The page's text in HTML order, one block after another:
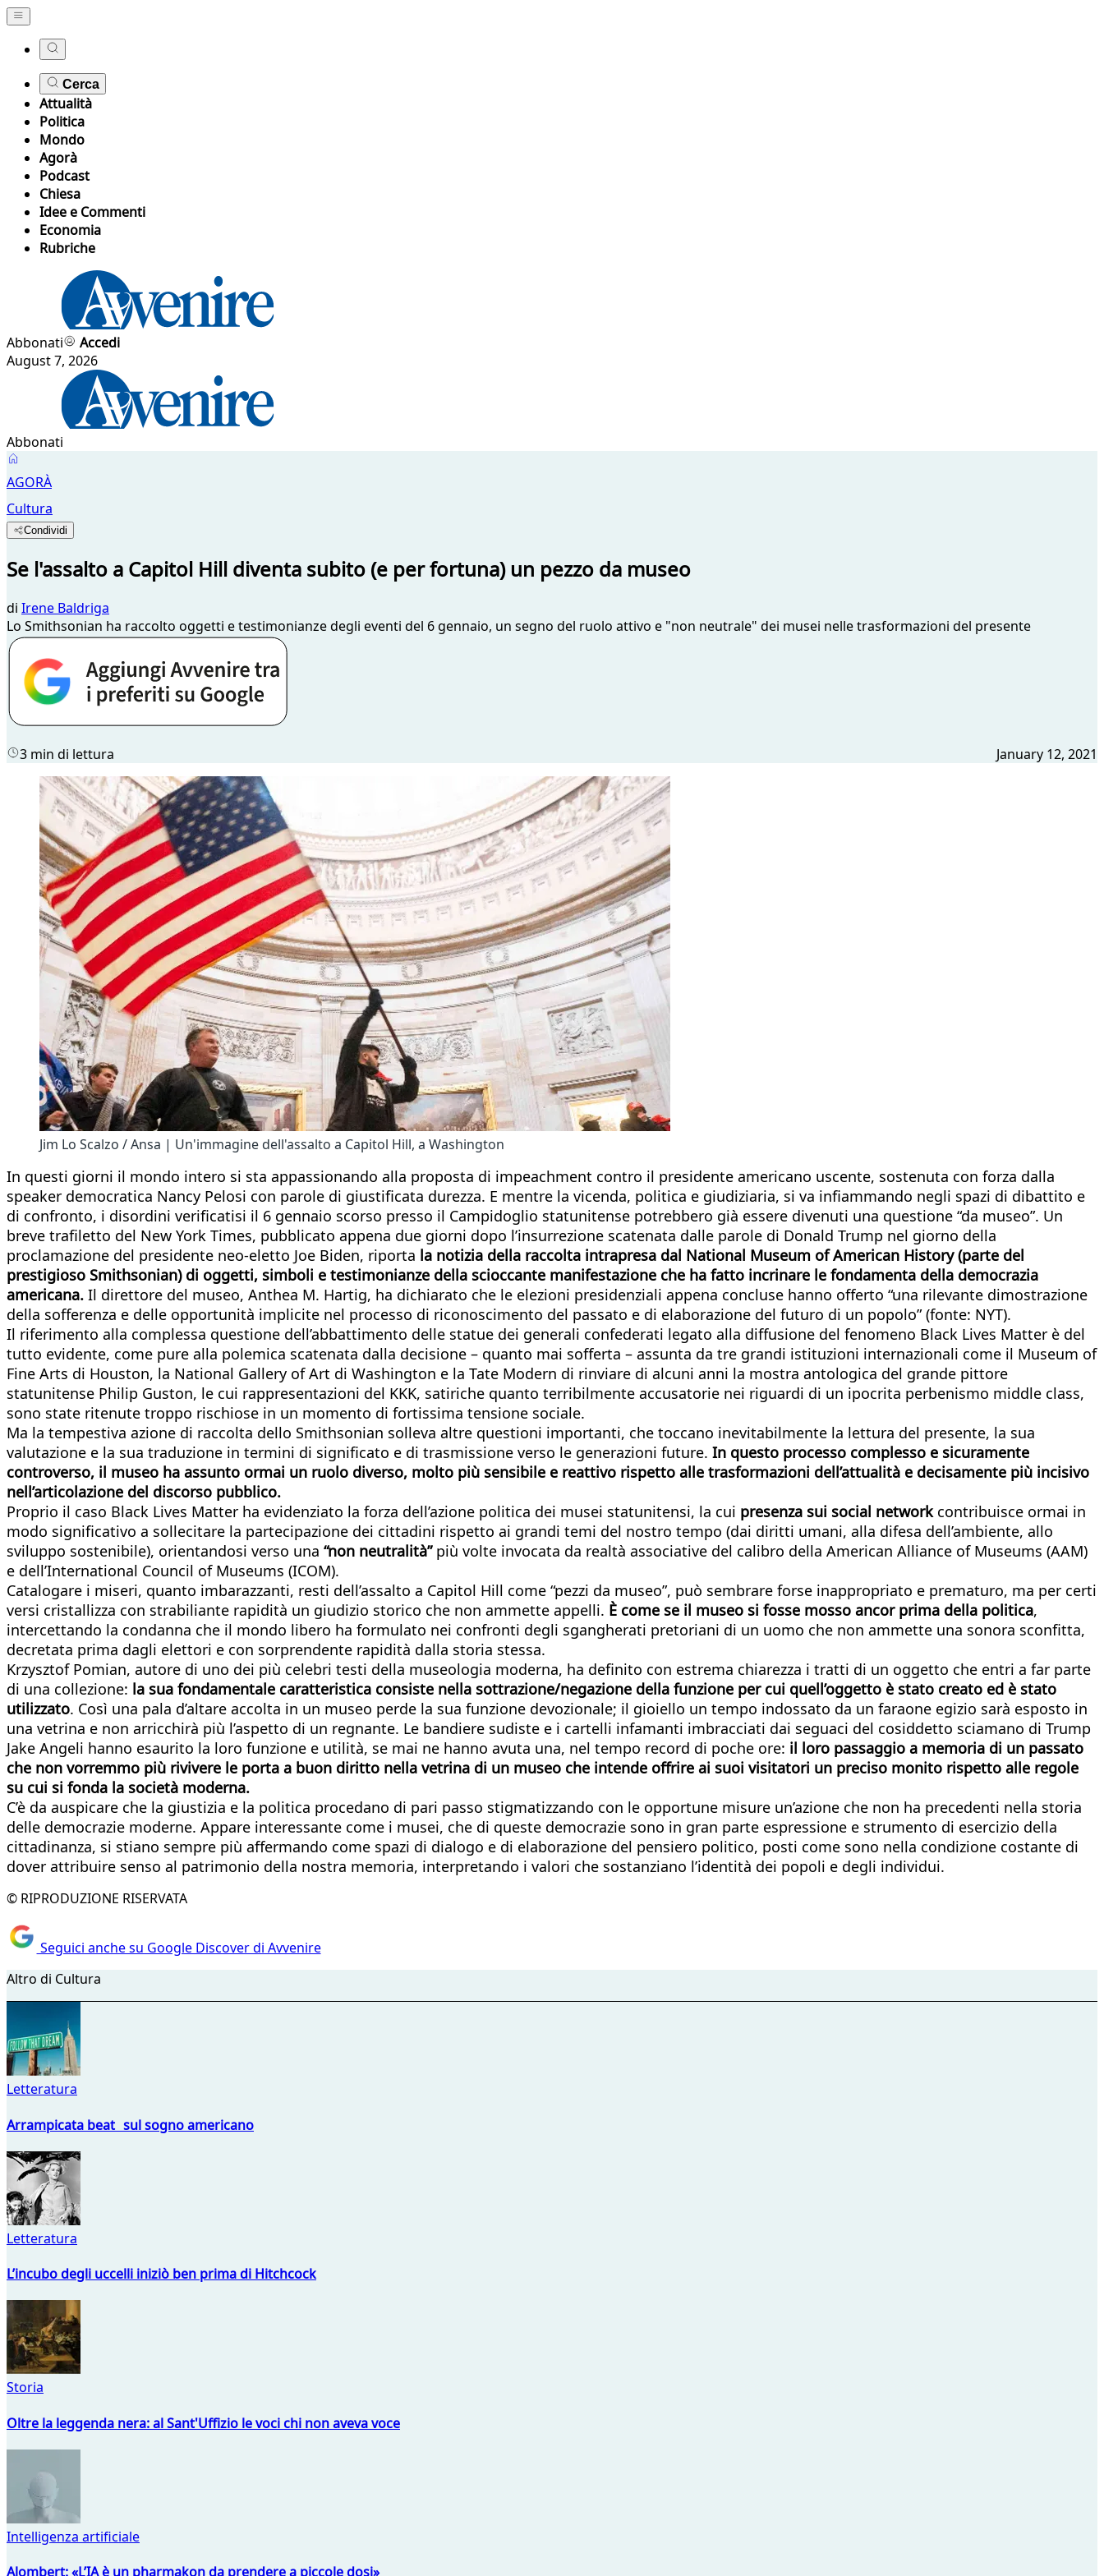
Cerca
Attualità
Politica
Mondo
Agorà
Podcast
Chiesa
Idee e Commenti
Economia
Rubriche
Abbonati
Accedi
August 7, 2026
Abbonati
AGORÀ
Cultura
Condividi
Se l'assalto a Capitol Hill diventa subito (e per fortuna) un pezzo da museo
di Irene Baldriga
Lo Smithsonian ha raccolto oggetti e testimonianze degli eventi del 6 gennaio, un segno del ruolo attivo e "non neutrale" dei musei nelle trasformazioni del presente
3 min di lettura January 12, 2021
Jim Lo Scalzo / Ansa | Un'immagine dell'assalto a Capitol Hill, a Washington
In questi giorni il mondo intero si sta appassionando alla proposta di impeachment contro il presidente americano uscente, sostenuta con forza dalla
speaker democratica Nancy Pelosi con parole di giustificata durezza. E mentre la vicenda, politica e giudiziaria, si va infiammando negli spazi di dibattito e
di confronto, i disordini verificatisi il 6 gennaio scorso presso il Campidoglio statunitense potrebbero già essere divenuti una questione “da museo”. Un
breve trafiletto del New York Times, pubblicato appena due giorni dopo l’insurrezione scatenata dalle parole di Donald Trump nel giorno della
proclamazione del presidente neo-eletto Joe Biden, riporta la notizia della raccolta intrapresa dal National Museum of American History (parte del
prestigioso Smithsonian) di oggetti, simboli e testimonianze della scioccante manifestazione che ha fatto incrinare le fondamenta della democrazia
americana. Il direttore del museo, Anthea M. Hartig, ha dichiarato che le elezioni presidenziali appena concluse hanno offerto “una rilevante dimostrazione
della sofferenza e delle opportunità implicite nel processo di riconoscimento del passato e di elaborazione del futuro di un popolo” (fonte: NYT).
Il riferimento alla complessa questione dell’abbattimento delle statue dei generali confederati legato alla diffusione del fenomeno Black Lives Matter è del
tutto evidente, come pure alla polemica scatenata dalla decisione – quanto mai sofferta – assunta da tre grandi istituzioni internazionali come il Museum of
Fine Arts di Houston, la National Gallery of Art di Washington e la Tate Modern di rinviare di alcuni anni la mostra antologica del grande pittore
statunitense Philip Guston, le cui rappresentazioni del KKK, satiriche quanto terribilmente accusatorie nei riguardi di un ipocrita perbenismo middle class,
sono state ritenute troppo rischiose in un momento di fortissima tensione sociale.
Ma la tempestiva azione di raccolta dello Smithsonian solleva altre questioni importanti, che toccano inevitabilmente la lettura del presente, la sua
valutazione e la sua traduzione in termini di significato e di trasmissione verso le generazioni future. In questo processo complesso e sicuramente
controverso, il museo ha assunto ormai un ruolo diverso, molto più sensibile e reattivo rispetto alle trasformazioni dell’attualità e decisamente più incisivo
nell’articolazione del discorso pubblico.
Proprio il caso Black Lives Matter ha evidenziato la forza dell’azione politica dei musei statunitensi, la cui presenza sui social networkcontribuisce ormai in
modo significativo a sollecitare la partecipazione dei cittadini rispetto ai grandi temi del nostro tempo (dai diritti umani, alla difesa dell’ambiente, allo
sviluppo sostenibile), orientandosi verso una “non neutralità”più volte invocata da realtà associative del calibro della American Alliance of Museums (AAM)
e dell’International Council of Museums (ICOM).
Catalogare i miseri, quanto imbarazzanti, resti dell’assalto a Capitol Hill come “pezzi da museo”, può sembrare forse inappropriato e prematuro, ma per certi
versi cristallizza con strabiliante rapidità un giudizio storico che non ammette appelli. È come se il museo si fosse mosso ancor prima della politica,
intercettando la condanna che il mondo libero ha formulato nei confronti degli sgangherati pretoriani di un uomo che non ammette una sonora sconfitta,
decretata prima dagli elettori e con sorprendente rapidità dalla storia stessa.
Krzysztof Pomian, autore di uno dei più celebri testi della museologia moderna, ha definito con estrema chiarezza i tratti di un oggetto che entri a far parte
di una collezione: la sua fondamentale caratteristica consiste nella sottrazione/negazione della funzione per cui quell’oggetto è stato creato ed è stato
utilizzato. Così una pala d’altare accolta in un museo perde la sua funzione devozionale; il gioiello un tempo indossato da un faraone egizio sarà esposto in
una vetrina e non arricchirà più l’aspetto di un regnante. Le bandiere sudiste e i cartelli infamanti imbracciati dai seguaci del cosiddetto sciamano di Trump
Jake Angeli hanno esaurito la loro funzione e utilità, se mai ne hanno avuta una, nel tempo record di poche ore: il loro passaggio a memoria di un passato
che non vorremmo più rivivere le porta a buon diritto nella vetrina di un museo che intende offrire ai suoi visitatori un preciso monito rispetto alle regole
su cui si fonda la società moderna.
C’è da auspicare che la giustizia e la politica procedano di pari passo stigmatizzando con le opportune misure un’azione che non ha precedenti nella storia
delle democrazie moderne. Appare interessante come i musei, che di queste democrazie sono in gran parte espressione e strumento di esercizio della
cittadinanza, si stiano sempre più affermando come spazi di dialogo e di elaborazione del pensiero politico, posti come sono nella condizione costante di
dover attribuire senso al patrimonio della nostra memoria, interpretando i valori che sostanziano l’identità dei popoli e degli individui.
© RIPRODUZIONE RISERVATA
Seguici anche su Google Discover di Avvenire
Altro di Cultura
Letteratura
Arrampicata beat sul sogno americano
Letteratura
L’incubo degli uccelli iniziò ben prima di Hitchcock
Storia
Oltre la leggenda nera: al Sant'Uffizio le voci chi non aveva voce
Intelligenza artificiale
Alombert: «L’IA è un pharmakon da prendere a piccole dosi»